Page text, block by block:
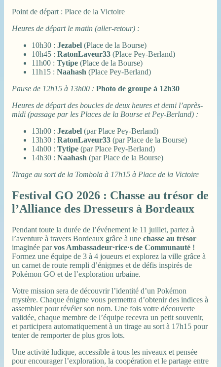
Point de départ : Place de la Victoire
Heures de départ le matin (aller-retour) :
10h30 : Jezabel (Place de la Bourse)
10h45 : RatonLaveur33 (Place Pey-Berland)
11h00 : Tytipe (Place de la Bourse)
11h15 : Naahash (Place Pey-Berland)
Pause de 12h15 à 13h00 : Photo de groupe à 12h30
Heures de départ des boucles de deux heures et demi l’après-
midi (passage par les Places de la Bourse et Pey-Berland) :
13h00 : Jezabel (par Place Pey-Berland)
13h30 : RatonLaveur33 (par Place de la Bourse)
14h00 : Tytipe (par Place Pey-Berland)
14h30 : Naahash (par Place de la Bourse)
Tirage au sort de la Tombola à 17h15 à Place de la Victoire
Festival GO 2026 : Chasse au trésor de
l’Alliance des Dresseurs à Bordeaux
Pendant toute la durée de l’événement le 11 juillet, partez à
l’aventure à travers Bordeaux grâce à une chasse au trésor
imaginée parvos Ambassadeur·rice·s de Communauté !
Formez une équipe de 3 à 4 joueurs et explorez la ville grâce à
un carnet de route rempli d’énigmes et de défis inspirés de
Pokémon GO et de l’exploration urbaine.
Votre mission sera de découvrir l’identité d’un Pokémon
mystère. Chaque énigme vous permettra d’obtenir des indices à
assembler pour révéler son nom. Une fois votre découverte
validée, chaque membre de l’équipe recevra un petit souvenir,
et participera automatiquement à un tirage au sort à 17h15 pour
tenter de remporter de plus gros lots.
Une activité ludique, accessible à tous les niveaux et pensée
pour encourager l’exploration, la coopération et le partage entre